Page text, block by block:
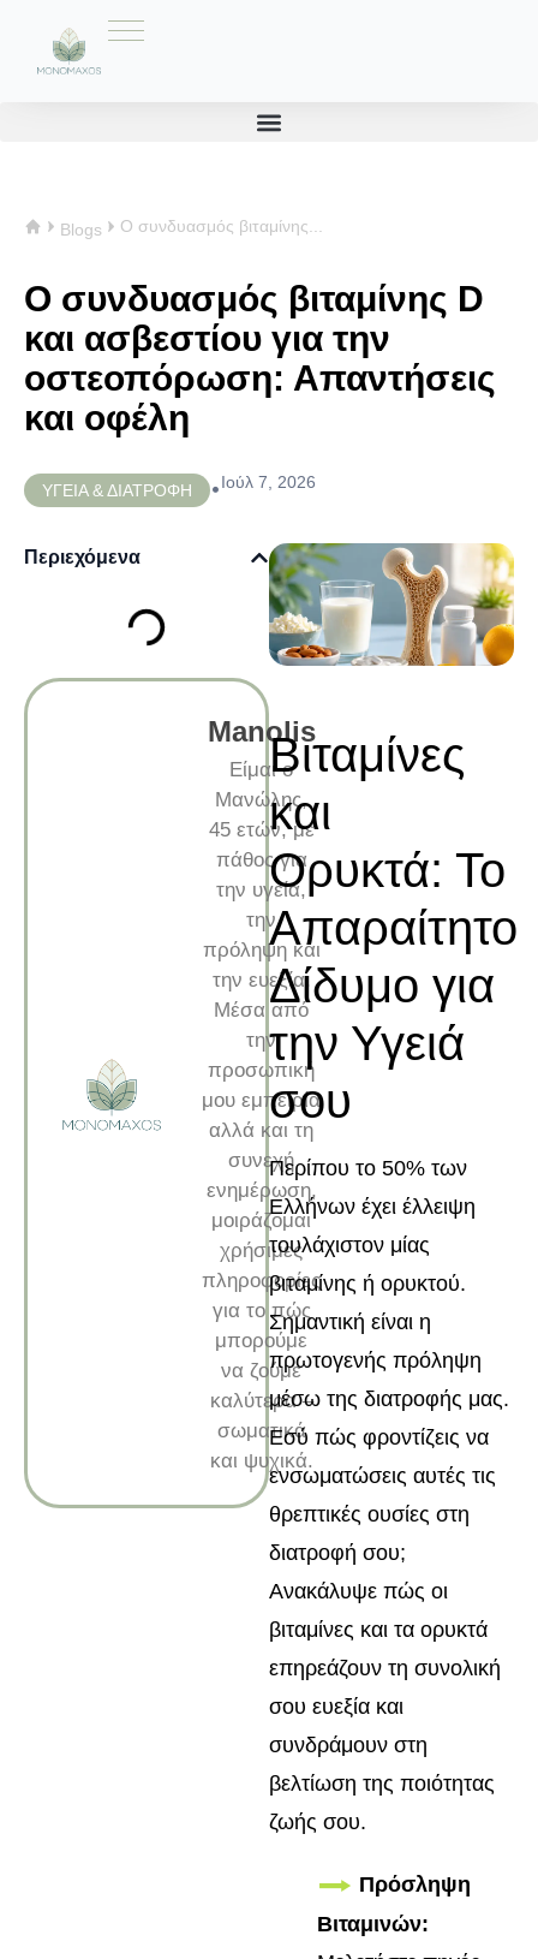
Blogs Ο συνδυασμός βιταμίνης...
Ο συνδυασμός βιταμίνης D
και ασβεστίου για την
οστεοπόρωση: Απαντήσεις
και οφέλη
ΥΓΕΙΑ & ΔΙΑΤΡΟΦΗ •Ιούλ 7, 2026
Περιεχόμενα
Manolis
Είμαι ο
Μανώλης,
45 ετών, με
πάθος για
την υγεία,
την
πρόληψη και
την ευεξία.
Μέσα από
την
προσωπική
μου εμπειρία
αλλά και τη
συνεχή
ενημέρωση,
μοιράζομαι
χρήσιμες
πληροφορίες
για το πώς
μπορούμε
να ζούμε
καλύτερα –
σωματικά
και ψυχικά.
Βιταμίνες
και
Ορυκτά: Το
Απαραίτητο
Δίδυμο για
την Υγειά
σου
Περίπου το 50% των
Ελλήνων έχει έλλειψη
τουλάχιστον μίας
βιταμίνης ή ορυκτού.
Σημαντική είναι η
πρωτογενής πρόληψη
μέσω της διατροφής μας.
Εσύ πώς φροντίζεις να
ενσωματώσεις αυτές τις
θρεπτικές ουσίες στη
διατροφή σου;
Ανακάλυψε πώς οι
βιταμίνες και τα ορυκτά
επηρεάζουν τη συνολική
σου ευεξία και
συνδράμουν στη
βελτίωση της ποιότητας
ζωής σου.
Πρόσληψη
Βιταμινών: